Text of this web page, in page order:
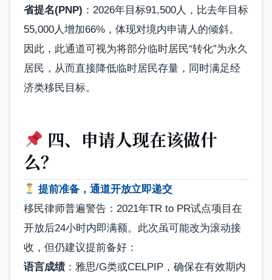
省提名(PNP) ：2026年目标91,500人，比去年目标
55,000人增加66%，体现对境内申请人的倾斜。
因此，此通道可视为将部分临时居民“转化”为永久
居民，从而直接降低临时居民存量，同时满足经
济类移民目标。
四、申请人现在该做什
么？
提前准备，通道开放立即递交
移民律师普遍警告：2021年TR to PR试点项目在
开放后24小时内即满额。此次虽可能改为滚动接
收，但仍建议提前备好：
语言成绩：雅思/G类或CELPIP，确保在有效期内